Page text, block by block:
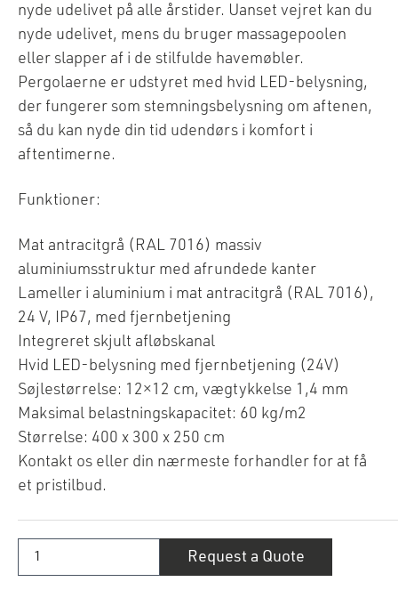
nyde udelivet på alle årstider. Uanset vejret kan du
nyde udelivet, mens du bruger massagepoolen
eller slapper af i de stilfulde havemøbler.
Pergolaerne er udstyret med hvid LED-belysning,
der fungerer som stemningsbelysning om aftenen,
så du kan nyde din tid udendørs i komfort i
aftentimerne.
Funktioner:
Mat antracitgrå (RAL 7016) massiv
aluminiumsstruktur med afrundede kanter
Lameller i aluminium i mat antracitgrå (RAL 7016),
24 V, IP67, med fjernbetjening
Integreret skjult afløbskanal
Hvid LED-belysning med fjernbetjening (24V)
Søjlestørrelse: 12×12 cm, vægtykkelse 1,4 mm
Maksimal belastningskapacitet: 60 kg/m2
Størrelse: 400 x 300 x 250 cm
Kontakt os eller din nærmeste forhandler for at få
et pristilbud.
400
Request a Quote